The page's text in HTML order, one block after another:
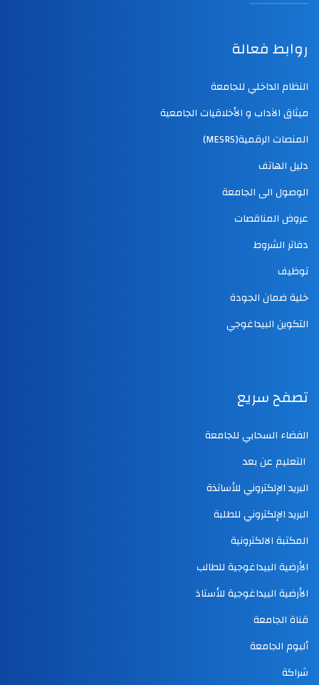
روابط فعالة
النظام الداخلي للجامعة
ميثاق الآداب و الأخلاقيات الجامعية
المنصات الرقمية(MESRS)
دليل الهاتف
الوصول الى الجامعة
عروض المناقصات
دفاتر الشروط
توظيف
خلية ضمان الجودة
التكوين البيداغوجي
تصفح سريع
الفضاء السحابي للجامعة
التعليم عن بعد
البريد الإلكتروني للأساتذة
البريد الإلكتروني للطلبة
المكتبة الالكترونية
الأرضية البيداغوجية للطالب
الأرضية البيداغوجية للأستاذ
قناة الجامعة
ألبوم الجامعة
شراكة